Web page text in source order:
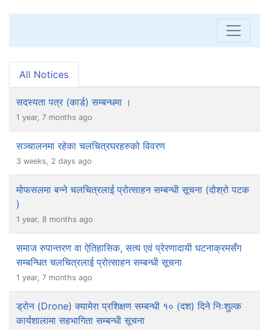
All Notices
सदस्यता पत्र (कार्ड) सम्बन्धमा ।
1 year, 7 months ago
सञ्चालनमा रहेका चलचित्रघरहरुको विवरण
3 weeks, 2 days ago
मोफसलमा बन्ने चलचित्रलाई प्रोत्साहन सम्बन्धी सूचना (दोश्रो पटक
)
1 year, 8 months ago
समाज रुपान्तरण वा ऐतिहासिक, सत्य एवं प्रेरणादायी घटनाक्रमसँग
सम्बन्धित चलचित्रलाई प्रोत्साहन सम्बन्धी सूचना
1 year, 7 months ago
ड्रोन (Drone) क्यामेरा प्रशिक्षण सम्बन्धी १० (दश) दिने निःशुल्क
कार्यशालामा सहभागिता सम्बन्धी सूचना